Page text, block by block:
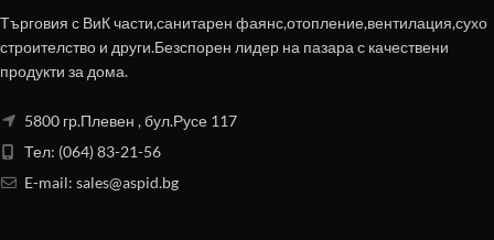
Търговия с ВиК части,санитарен фаянс,отопление,вентилация,сухо
строителство и други.Безспорен лидер на пазара с качествени
продукти за дома.
5800 гр.Плевен , бул.Русе 117
Тел: (064) 83-21-56
E-mail: sales@aspid.bg